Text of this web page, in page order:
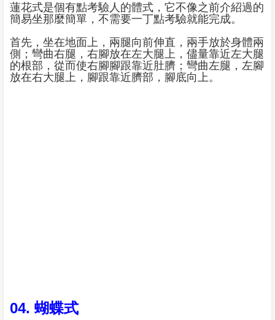
蓮花式是個有點考驗人的體式，它不像之前介紹過的
簡易坐那麼簡單，不需要一丁點考驗就能完成。
首先，坐在地面上，兩腿向前伸直，兩手放於身體兩
側；彎曲右腿，右腳放在左大腿上，儘量靠近左大腿
的根部，從而使右腳腳跟靠近肚臍；彎曲左腿，左腳
放在右大腿上，腳跟靠近臍部，腳底向上。
04. 蝴蝶式